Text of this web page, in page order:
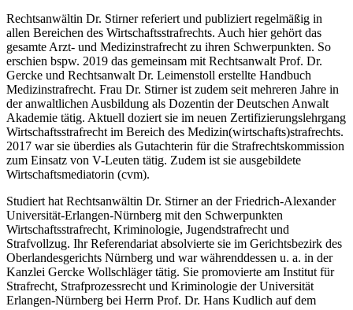
Rechtsanwältin Dr. Stirner referiert und publiziert regelmäßig in
allen Bereichen des Wirtschaftsstrafrechts. Auch hier gehört das
gesamte Arzt- und Medizinstrafrecht zu ihren Schwerpunkten. So
erschien bspw. 2019 das gemeinsam mit Rechtsanwalt Prof. Dr.
Gercke und Rechtsanwalt Dr. Leimenstoll erstellte Handbuch
Medizinstrafrecht. Frau Dr. Stirner ist zudem seit mehreren Jahre in
der anwaltlichen Ausbildung als Dozentin der Deutschen Anwalt
Akademie tätig. Aktuell doziert sie im neuen Zertifizierungslehrgang
Wirtschaftsstrafrecht im Bereich des Medizin(wirtschafts)strafrechts.
2017 war sie überdies als Gutachterin für die Strafrechtskommission
zum Einsatz von V-Leuten tätig. Zudem ist sie ausgebildete
Wirtschaftsmediatorin (cvm).
Studiert hat Rechtsanwältin Dr. Stirner an der Friedrich-Alexander
Universität-Erlangen-Nürnberg mit den Schwerpunkten
Wirtschaftsstrafrecht, Kriminologie, Jugendstrafrecht und
Strafvollzug. Ihr Referendariat absolvierte sie im Gerichtsbezirk des
Oberlandesgerichts Nürnberg und war währenddessen u. a. in der
Kanzlei Gercke Wollschläger tätig. Sie promovierte am Institut für
Strafrecht, Strafprozessrecht und Kriminologie der Universität
Erlangen-Nürnberg bei Herrn Prof. Dr. Hans Kudlich auf dem